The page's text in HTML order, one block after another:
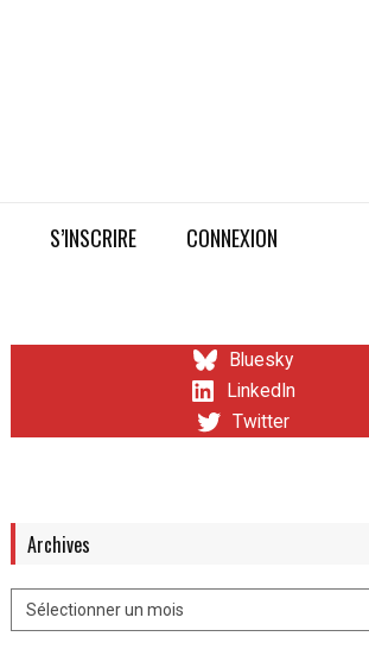
S’INSCRIRE CONNEXION
Bluesky
LinkedIn
Twitter
Archives